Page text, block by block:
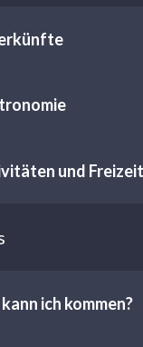
und Freizeit
ich kommen?
Fort-Médoc